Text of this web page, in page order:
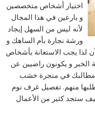
اختيار أشخاص متخصصين
و بارعين في هذا المجال
لأنه ليس من السهل إيجاد
ورشة نجارة بأم الساهك و
لذا يجب الاستعانة بأشخاص
الخبر و يكونون راضيين عن
مطالبك في منجرة خشب
منهم. تفصيل غرف نوم
ستجد كثير من الأعمال